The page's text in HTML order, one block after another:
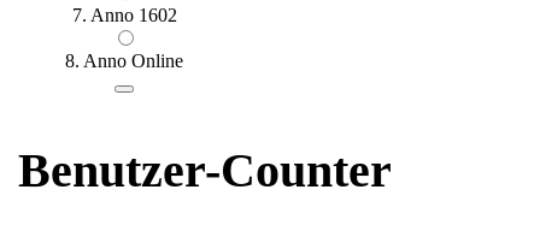
7. Anno 1602
8. Anno Online
Benutzer-Counter